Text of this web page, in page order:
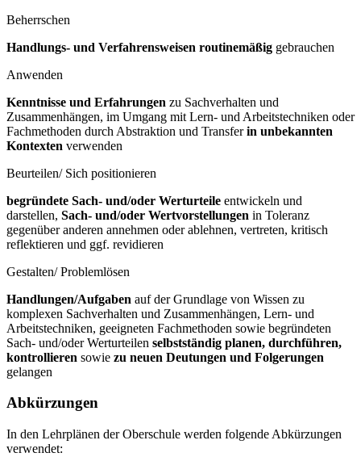
Beherrschen
Handlungs- und Verfahrensweisen routinemäßig gebrauchen
Anwenden
Kenntnisse und Erfahrungen zu Sachverhalten und
Zusammenhängen, im Umgang mit Lern- und Arbeitstechniken oder
Fachmethoden durch Abstraktion und Transferin unbekannten
Kontexten verwenden
Beurteilen/ Sich positionieren
begründete Sach- und/oder Werturteile entwickeln und
darstellen, Sach- und/oder Wertvorstellungen in Toleranz
gegenüber anderen annehmen oder ablehnen, vertreten, kritisch
reflektieren und ggf. revidieren
Gestalten/ Problemlösen
Handlungen/Aufgaben auf der Grundlage von Wissen zu
komplexen Sachverhalten und Zusammenhängen, Lern- und
Arbeitstechniken, geeigneten Fachmethoden sowie begründeten
Sach- und/oder Werturteilen selbstständig planen, durchführen,
kontrollieren sowie zu neuen Deutungen und Folgerungen
gelangen
Abkürzungen
In den Lehrplänen der Oberschule werden folgende Abkürzungen
verwendet: